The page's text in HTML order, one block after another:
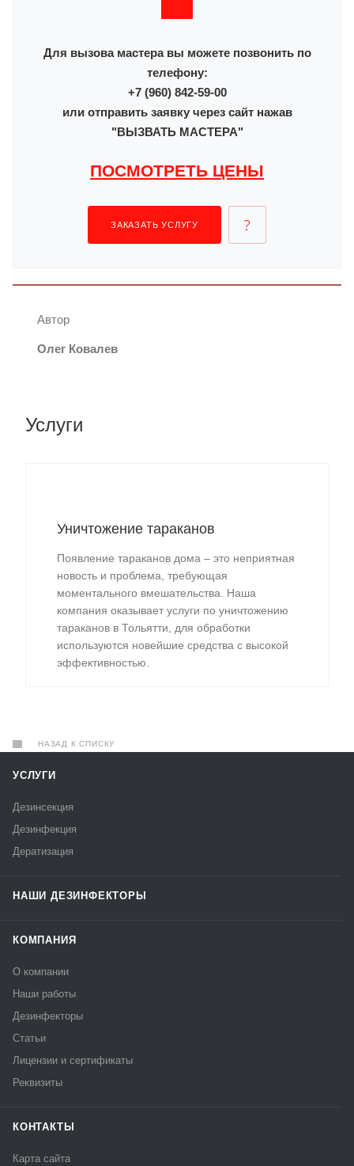
Для вызова мастера вы можете позвонить по
телефону:
+7 (960) 842-59-00
или отправить заявку через сайт нажав
"ВЫЗВАТЬ МАСТЕРА"
ПОСМОТРЕТЬ ЦЕНЫ
ЗАКАЗАТЬ УСЛУГУ
Автор
Олег Ковалев
Услуги
Уничтожение тараканов
Появление тараканов дома – это неприятная
новость и проблема, требующая
моментального вмешательства. Наша
компания оказывает услуги по уничтожению
тараканов в Тольятти, для обработки
используются новейшие средства с высокой
эффективностью.
НАЗАД К СПИСКУ
УСЛУГИ
Дезинсекция
Дезинфекция
Дератизация
НАШИ ДЕЗИНФЕКТОРЫ
КОМПАНИЯ
О компании
Наши работы
Дезинфекторы
Статьи
Лицензии и сертификаты
Реквизиты
КОНТАКТЫ
Карта сайта